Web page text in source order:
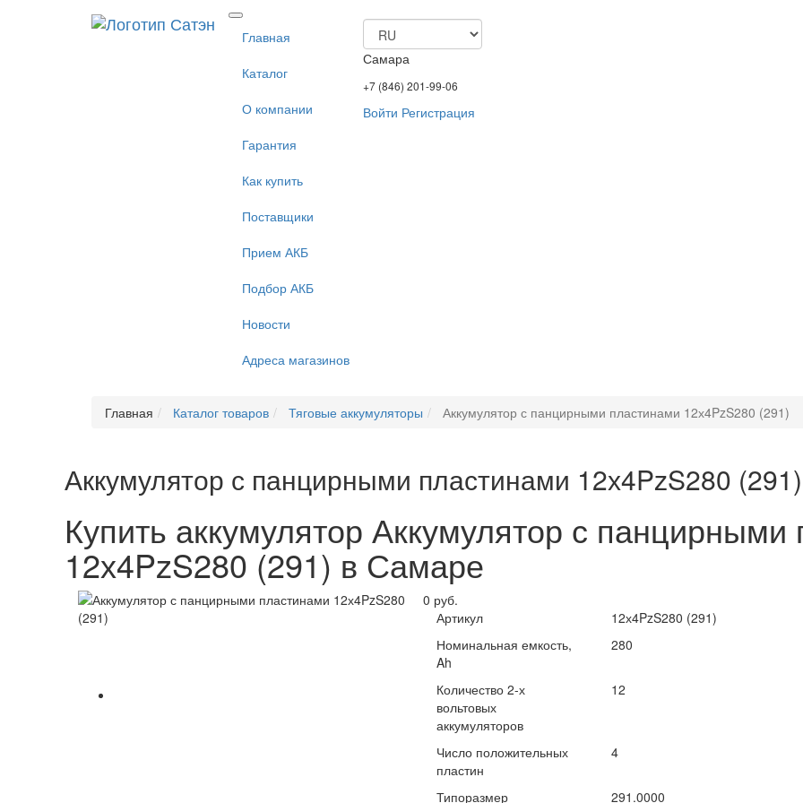
Главная
Каталог
О компании
Гарантия
Как купить
Поставщики
Прием АКБ
Подбор АКБ
Новости
Адреса магазинов
Самара
+7 (846) 201-99-06
Войти Регистрация
Главная Каталог товаров Тяговые аккумуляторы Аккумулятор с панцирными пластинами 12х4PzS280 (291)
Аккумулятор с панцирными пластинами 12х4PzS280 (291)
Купить аккумулятор Аккумулятор с панцирными
12х4PzS280 (291) в Самаре
0 руб.
Артикул
12х4PzS280 (291)
Номинальная емкость,
Ah
280
Количество 2-х
вольтовых
аккумуляторов
12
Число положительных
пластин
4
Типоразмер 291.0000